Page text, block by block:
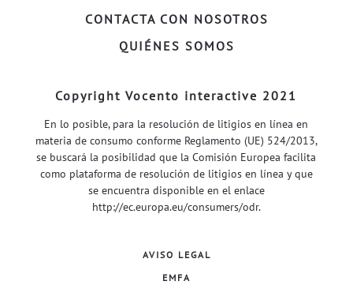
CONTACTA CON NOSOTROS
QUIÉNES SOMOS
Copyright Vocento interactive 2021
En lo posible, para la resolución de litigios en línea en
materia de consumo conforme Reglamento (UE) 524/2013,
se buscará la posibilidad que la Comisión Europea facilita
como plataforma de resolución de litigios en línea y que
se encuentra disponible en el enlace
http://ec.europa.eu/consumers/odr.
AVISO LEGAL
EMFA